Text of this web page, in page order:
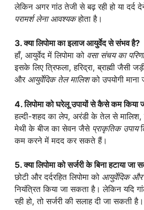
लेकिन अगर गांठ तेजी से बढ़ रही हो या दर्द
परामर्श लेना आवश्यकहोता है।
3. क्या लिपोमा का इलाज आयुर्वेद से संभव है?
हाँ, आयुर्वेद में लिपोमा को वसा संचय का
इसके लिए त्रिफला, हरिद्रा, ब्राह्मी जैसी
और आयुर्वेदिक तेल मालिशको उपयोगी माना
4. लिपोमा को घरेलू उपायों से कैसे कम किया
हल्दी-शहद का लेप, अरंडी के तेल से
मेथी के बीज का सेवन जैसे प्राकृतिक उपाय
कम करने में मदद कर सकते हैं।
5. क्या लिपोमा को सर्जरी के बिना हटाया जा
छोटी और दर्दरहित लिपोमा को आयुर्वेदिक और
नियंत्रित किया जा सकता है। लेकिन यदि
रही हो, तो सर्जरी की सलाह दी जा सकती है।